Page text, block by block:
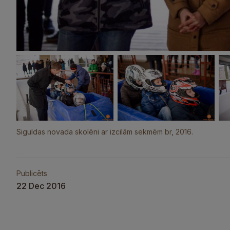
Siguldas novada skolēni ar izcilām sekmēm br, 2016.
Publicēts
22 Dec 2016